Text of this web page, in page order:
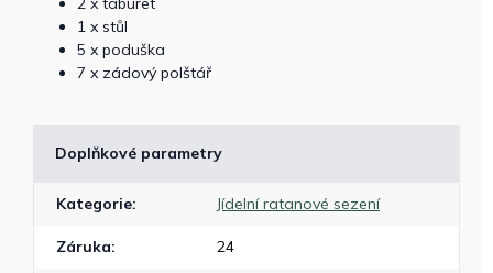
1 x stůl
5 x poduška
7 x zádový polštář
Doplňkové parametry
Kategorie: Jídelní ratanové sezení
Záruka: 24